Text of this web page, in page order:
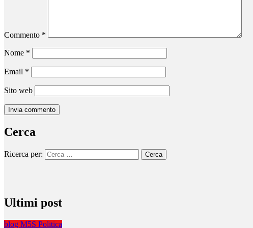
Commento *
Nome *
Email *
Sito web
Cerca
Ricerca per:
Ultimi post
blog M5S Politica